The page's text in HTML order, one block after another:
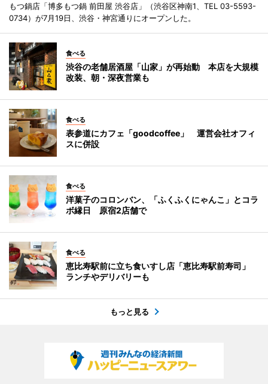
もつ鍋店「博多もつ鍋 前田屋 渋谷店」（渋谷区神南1、TEL 03-5593-
0734）が7月19日、渋谷・神宮通りにオープンした。
食べる
渋谷の老舗居酒屋「山家」が再始動 本店を大規模
改装、朝・深夜営業も
食べる
表参道にカフェ「goodcoffee」 運営会社オフィ
スに併設
食べる
洋菓子のコロンバン、「ふくふくにゃんこ」とコラ
ボ縁日 原宿2店舗で
食べる
恵比寿駅前に立ち食いすし店「恵比寿駅前寿司」
ランチやデリバリーも
もっと見る